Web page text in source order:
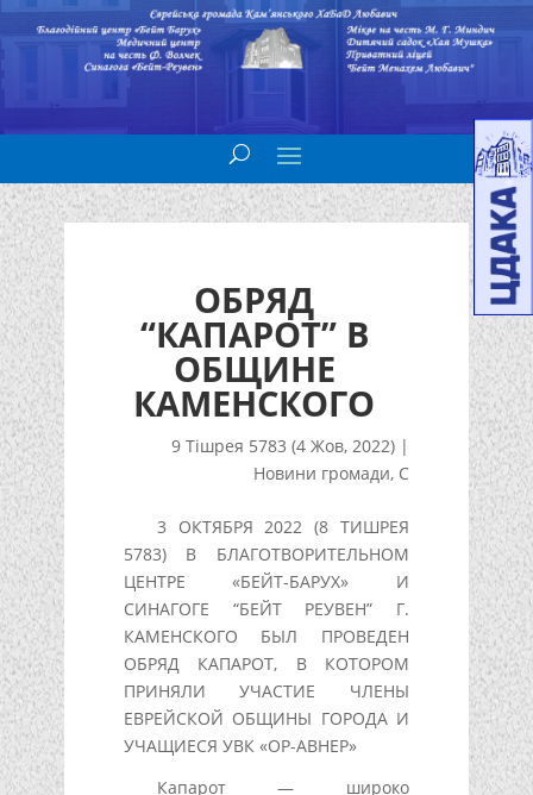
ОБРЯД
“КАПАРОТ” В
ОБЩИНЕ
КАМЕНСКОГО
9 Тішрея 5783 (4 Жов, 2022) |
Новини громади, С
3 ОКТЯБРЯ 2022 (8 ТИШРЕЯ
5783) В БЛАГОТВОРИТЕЛЬНОМ
ЦЕНТРЕ «БЕЙТ-БАРУХ» И
СИНАГОГЕ “БЕЙТ РЕУВЕН” Г.
КАМЕНСКОГО БЫЛ ПРОВЕДЕН
ОБРЯД КАПАРОТ, В КОТОРОМ
ПРИНЯЛИ УЧАСТИЕ ЧЛЕНЫ
ЕВРЕЙСКОЙ ОБЩИНЫ ГОРОДА И
УЧАЩИЕСЯ УВК «ОР-АВНЕР»
Капарот — широко